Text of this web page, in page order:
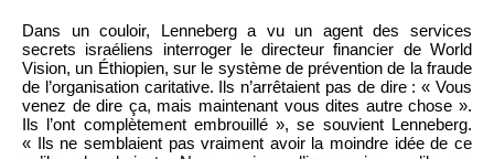
Dans un couloir, Lenneberg a vu un agent des services
secrets israéliens interroger le directeur financier de World
Vision, un Éthiopien, sur le système de prévention de la fraude
de l’organisation caritative. Ils n’arrêtaient pas de dire : « Vous
venez de dire ça, mais maintenant vous dites autre chose ».
Ils l’ont complètement embrouillé », se souvient Lenneberg.
« Ils ne semblaient pas vraiment avoir la moindre idée de ce